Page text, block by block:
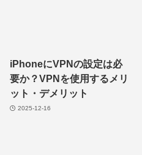
iPhoneにVPNの設定は必
要か？VPNを使用するメリ
ット・デメリット
2025-12-16